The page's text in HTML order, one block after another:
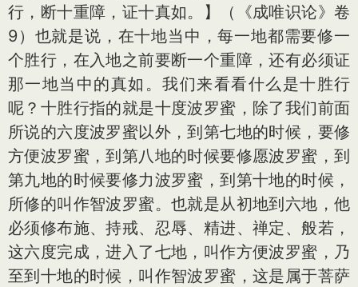
行，断十重障，证十真如。】（《成唯识论》卷
9）也就是说，在十地当中，每一地都需要修一
个胜行，在入地之前要断一个重障，还有必须证
那一地当中的真如。我们来看看什么是十胜行
呢？十胜行指的就是十度波罗蜜，除了我们前面
所说的六度波罗蜜以外，到第七地的时候，要修
方便波罗蜜，到第八地的时候要修愿波罗蜜，到
第九地的时候要修力波罗蜜，到第十地的时候，
所修的叫作智波罗蜜。也就是从初地到六地，他
必须修布施、持戒、忍辱、精进、禅定、般若，
这六度完成，进入了七地，叫作方便波罗蜜，乃
至到十地的时候，叫作智波罗蜜，这是属于菩萨